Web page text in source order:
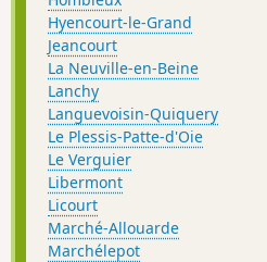
Hyencourt-le-Grand
Jeancourt
La Neuville-en-Beine
Lanchy
Languevoisin-Quiquery
Le Plessis-Patte-d'Oie
Le Verguier
Libermont
Licourt
Marché-Allouarde
Marchélepot